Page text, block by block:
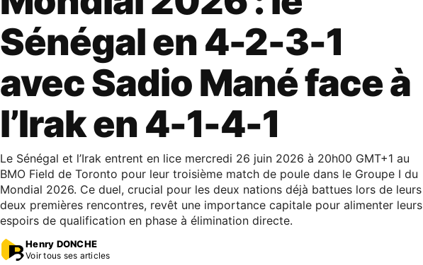
Sénégal en 4-2-3-1
avec Sadio Mané face à
l’Irak en 4-1-4-1
Le Sénégal et l’Irak entrent en lice mercredi 26 juin 2026 à 20h00 GMT+1 au
BMO Field de Toronto pour leur troisième match de poule dans le Groupe I du
Mondial 2026. Ce duel, crucial pour les deux nations déjà battues lors de leurs
deux premières rencontres, revêt une importance capitale pour alimenter leurs
espoirs de qualification en phase à élimination directe.
Henry DONCHE
Voir tous ses articles